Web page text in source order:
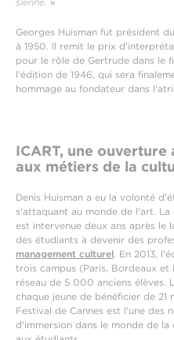
Georges Huisman fut président
à 1950. Il remit le prix
pour le rôle de Gertrude dans le
l'édition de 1946, qui sera
hommage au fondateur dans
ICART, une
aux métiers de la
Denis Huisman a eu la volonté
s'attaquant au monde de l'art. La
est intervenue deux ans après le
des étudiants à devenir des
management culturel. En 2013,
trois campus (Paris, Bordeaux et
réseau de 5 000 anciens élèves.
chaque jeune de bénéficier de
Festival de Cannes est l'une des
d'immersion dans le monde de